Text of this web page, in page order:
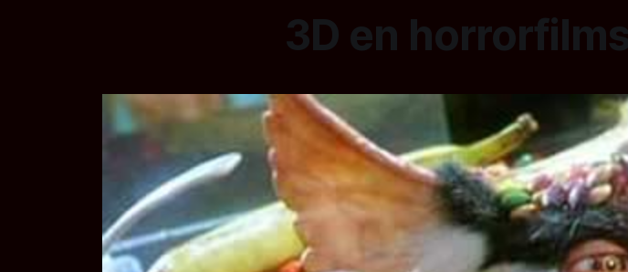
3D en